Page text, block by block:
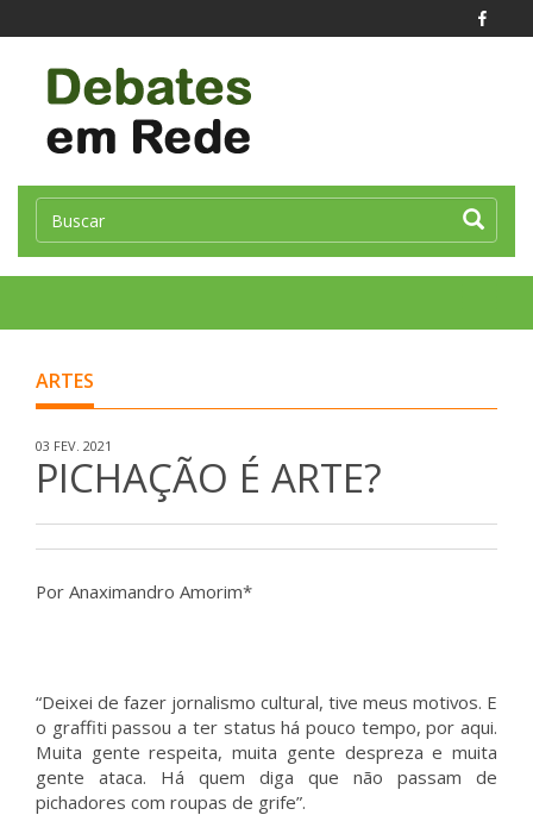
ARTES
03 FEV. 2021
PICHAÇÃO É ARTE?
Por Anaximandro Amorim*
“Deixei de fazer jornalismo cultural, tive meus motivos. E
o graffiti passou a ter status há pouco tempo, por aqui.
Muita gente respeita, muita gente despreza e muita
gente ataca. Há quem diga que não passam de
pichadores com roupas de grife”.